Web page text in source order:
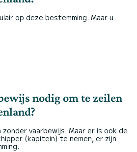
op deze bestemming. Maar u
nodig om te zeilen
vaarbewijs. Maar er is ook de
(kapitein) te nemen, er zijn